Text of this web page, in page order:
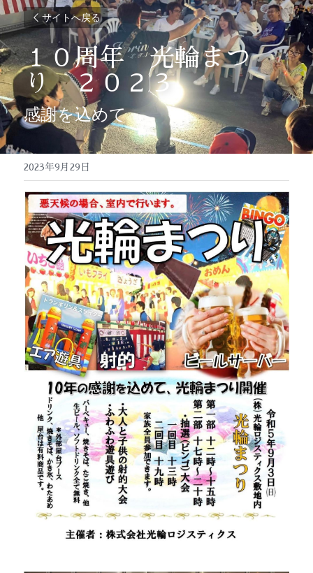
サイトへ戻る
１０周年　光輪まつ
り　２０２３
感謝を込めて
2023年9月29日